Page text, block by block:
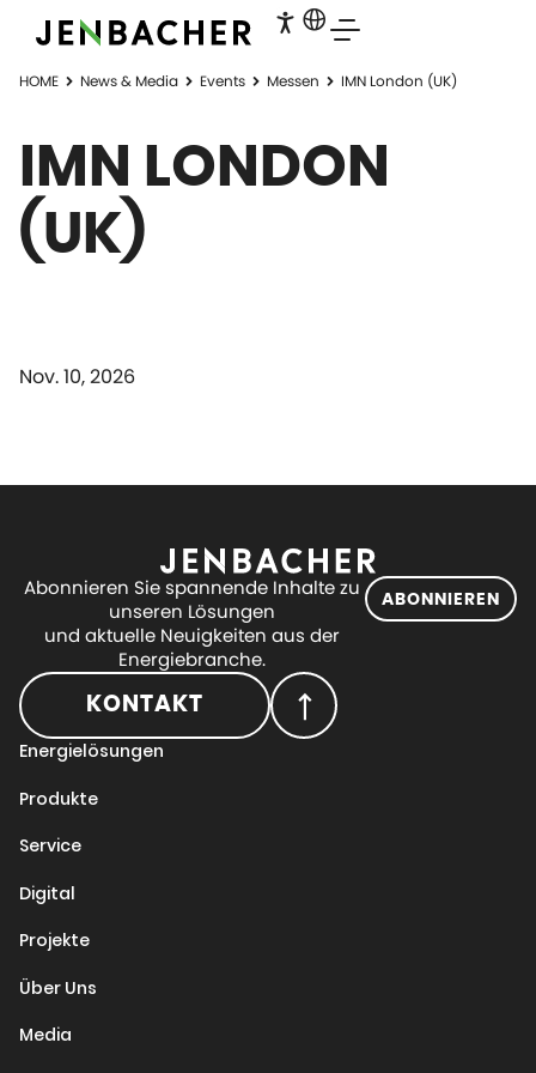
HOME News & Media Events Messen IMN London (UK)
IMN LONDON
(UK)
Nov. 10, 2026
Abonnieren Sie spannende Inhalte zu
unseren Lösungen
und aktuelle Neuigkeiten aus der
Energiebranche.
ABONNIEREN
KONTAKT
Energielösungen
Produkte
Service
Digital
Projekte
Über Uns
Media